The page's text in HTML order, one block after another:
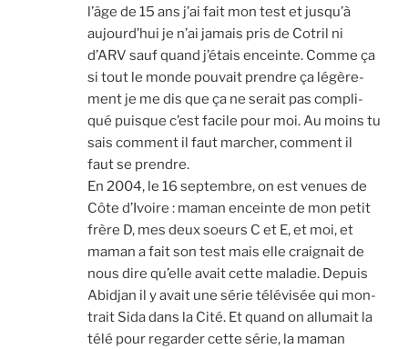
l’âge de 15 ans j’ai fait mon test et jusqu’à
aujourd’hui je n’ai jamais pris de Cotril ni
d’ARV sauf quand j’étais enceinte. Comme ça
si tout le monde pou­vait prendre ça légè­re­
ment je me dis que ça ne serait pas com­pli­
qué puisque c’est facile pour moi. Au moins tu
sais com­ment il faut mar­cher, com­ment il
faut se prendre.
En 2004, le 16 sep­tembre, on est venues de
Côte d’Ivoire : maman enceinte de mon petit
frère D, mes deux soeurs C et E, et moi, et
maman a fait son test mais elle crai­gnait de
nous dire qu’elle avait cette mala­die. Depuis
Abid­jan il y avait une série télé­vi­sée qui mon­
trait Sida dans la Cité. Et quand on allu­mait la
télé pour regar­der cette série, la maman